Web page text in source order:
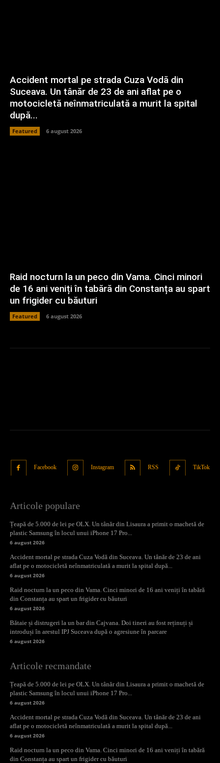
Accident mortal pe strada Cuza Vodă din
Suceava. Un tânăr de 23 de ani aflat pe o
motocicletă neînmatriculată a murit la spital
după...
Featured 6 august 2026
Raid nocturn la un peco din Vama. Cinci minori
de 16 ani veniți în tabără din Constanța au spart
un frigider cu băuturi
Featured 6 august 2026
Facebook Instagram RSS TikTok
Articole populare
Țeapă de 5.000 de lei pe OLX. Un tânăr din Lisaura a primit o machetă de
plastic Samsung în locul unui iPhone 17 Pro...
6 august 2026
Accident mortal pe strada Cuza Vodă din Suceava. Un tânăr de 23 de ani
aflat pe o motocicletă neînmatriculată a murit la spital după...
6 august 2026
Raid nocturn la un peco din Vama. Cinci minori de 16 ani veniți în tabără
din Constanța au spart un frigider cu băuturi
6 august 2026
Bătaie și distrugeri la un bar din Cajvana. Doi tineri au fost reținuți și
introduși în arestul IPJ Suceava după o agresiune în parcare
6 august 2026
Articole recmandate
Țeapă de 5.000 de lei pe OLX. Un tânăr din Lisaura a primit o machetă de
plastic Samsung în locul unui iPhone 17 Pro...
6 august 2026
Accident mortal pe strada Cuza Vodă din Suceava. Un tânăr de 23 de ani
aflat pe o motocicletă neînmatriculată a murit la spital după...
6 august 2026
Raid nocturn la un peco din Vama. Cinci minori de 16 ani veniți în tabără
din Constanța au spart un frigider cu băuturi